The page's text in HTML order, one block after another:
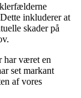
inkluderer at
skader på
har været en
set markant
af vores